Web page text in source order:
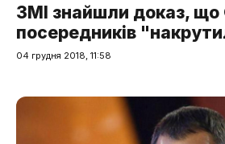
ЗМІ знайшли доказ,
посередників
04 грудня 2018, 11:58